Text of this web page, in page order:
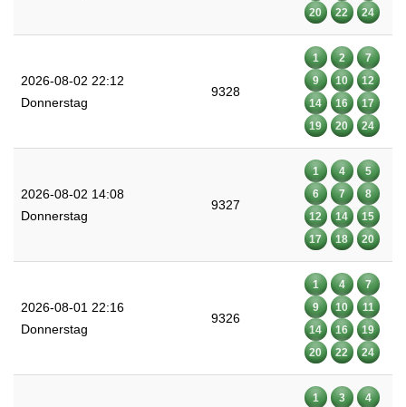
20
22 24
2026-08-02 22:12
Donnerstag
9328
1 2
7
9
10
12
14
16
17
19
20 24
2026-08-02 14:08
Donnerstag
9327
1 4
5
6
7
8
12
14
15
17
18 20
2026-08-01 22:16
Donnerstag
9326
1 4
7
9
10
11
14
16
19
20
22 24
1 3
4